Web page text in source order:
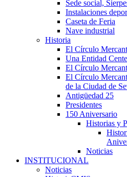
Sede social,
Instalaciones
Caseta de Feria
Nave industrial
Historia
El Círculo
Una Entidad
El Círculo
El Círculo
de la Ciudad de
Antigüedad 25
Presidentes
150 Aniversario
Historias y
Noticias
INSTITUCIONAL
Noticias